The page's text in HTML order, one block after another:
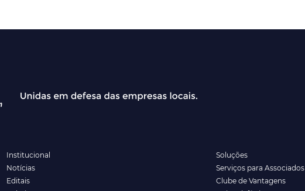
Institucional
Notícias
Editais
Soluções
Serviços para Associados
Clube de Vantagens